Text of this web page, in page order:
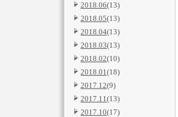
2018.06(13)
2018.05(13)
2018.04(13)
2018.03(13)
2018.02(10)
2018.01(18)
2017.12(9)
2017.11(13)
2017.10(17)